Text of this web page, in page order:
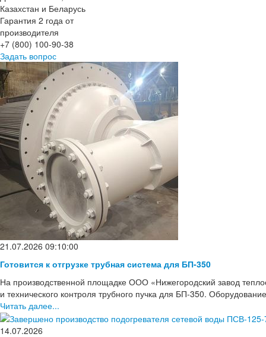
Казахстан и Беларусь
Гарантия 2 года от
производителя
+7 (800) 100-90-38
Задать вопрос
21.07.2026 09:10:00
Готовится к отгрузке трубная система для БП-350
На производственной площадке ООО «Нижегородский завод
и технического контроля трубного пучка для БП-350.
Читать далее...
14.07.2026